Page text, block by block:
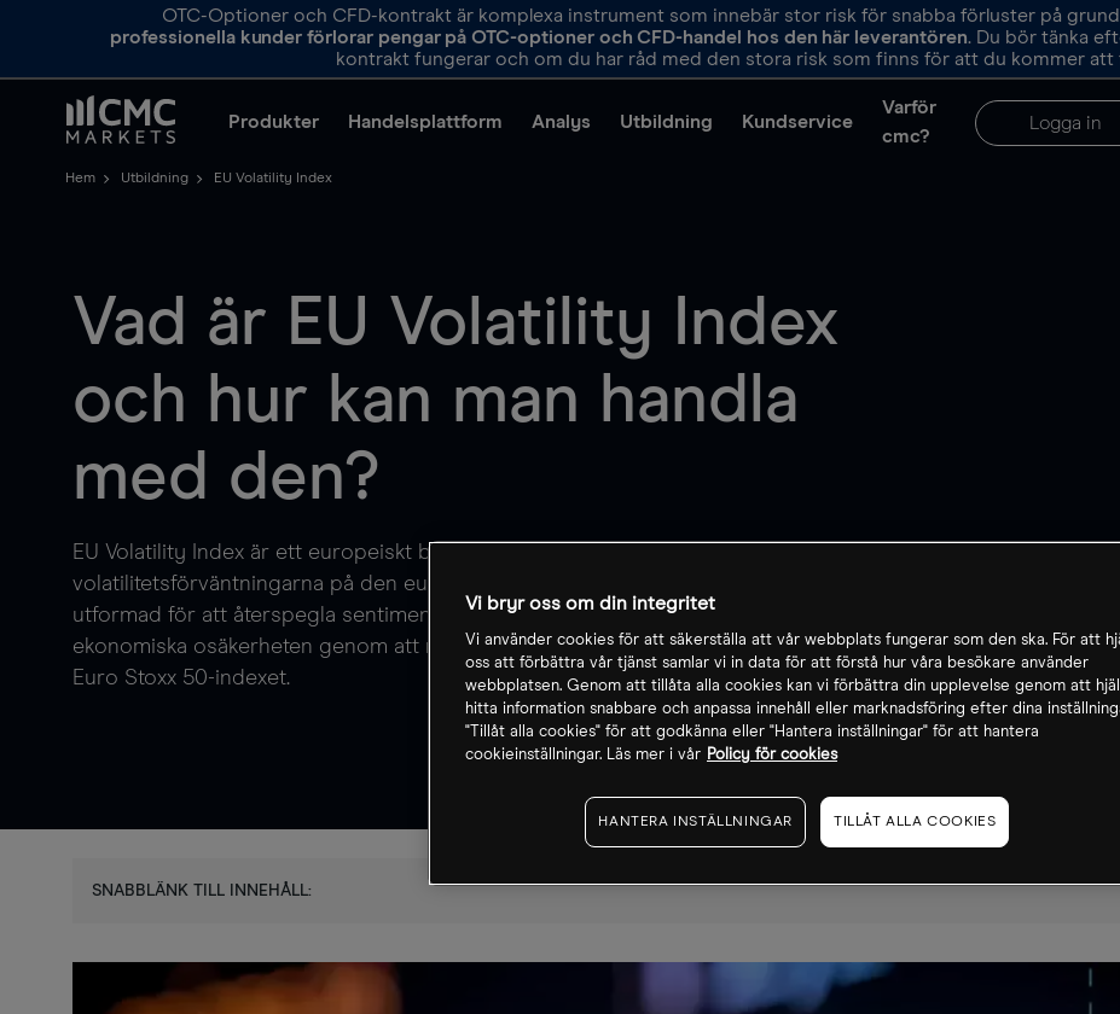
OTC-Optioner och CFD-kontrakt är komplexa instrument som innebär stor risk för snabba förluster på grund
professionella kunder förlorar pengar på OTC-optioner och CFD-handel hos den här leverantören. Du bör tänka
kontrakt fungerar och om du har råd med den stora risk som finns för att du kommer att
Produkter Handelsplattform Analys Utbildning Kundservice
Varför
cmc?
Logga in
Hem Utbildning EU Volatility Index
Vad är EU Volatility Index
och hur kan man handla
med den?
EU Volatility Index är ett europeiskt benchmark som avspeglar
volatilitetsförväntningarna på den europeiska aktiemarknaden på kort sikt. Den är
utformad för att återspegla sentimentet hos investerarna och den övergripande
ekonomiska osäkerheten genom att mäta den 30-dagars implicita volatiliteten hos
Euro Stoxx 50-indexet.
SNABBLÄNK TILL INNEHÅLL:
Vi bryr oss om din integritet
Vi använder cookies för att säkerställa att vår webbplats fungerar som den ska. För att
oss att förbättra vår tjänst samlar vi in data för att förstå hur våra besökare använder
webbplatsen. Genom att tillåta alla cookies kan vi förbättra din upplevelse genom att
hitta information snabbare och anpassa innehåll eller marknadsföring efter dina
"Tillåt alla cookies" för att godkänna eller "Hantera inställningar" för att hantera
cookieinställningar. Läs mer i vår Policy för cookies
HANTERA INSTÄLLNINGAR TILLÅT ALLA COOKIES